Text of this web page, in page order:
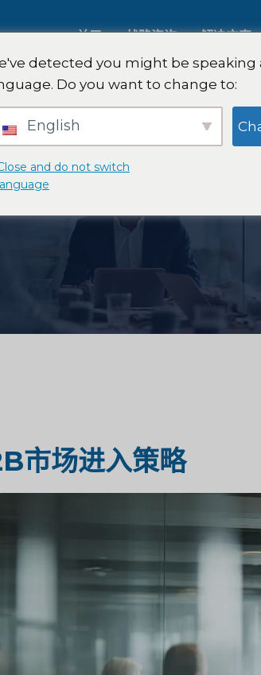
关于 战略咨询 解决方案
人工智能市场研究
消费者市场研究
金融科技研究与战略
工业市场研究
市场进入策略
detected you might be speaking
Do you want to change to:
English
and do not switch